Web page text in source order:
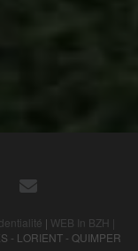
| WEB In BZH |
- LORIENT - QUIMPER